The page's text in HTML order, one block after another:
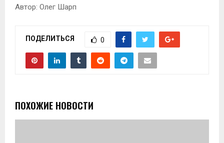
Автор: Олег Шарп
ПОДЕЛИТЬСЯ 0
ПОХОЖИЕ НОВОСТИ